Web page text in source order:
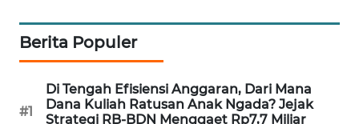
Berita Populer
#1
Di Tengah Efisiensi Anggaran, Dari Mana
Dana Kuliah Ratusan Anak Ngada? Jejak
Strategi RB-BDN Menggaet Rp7,7 Miliar
BERKAT
NEWS
BERAMPU